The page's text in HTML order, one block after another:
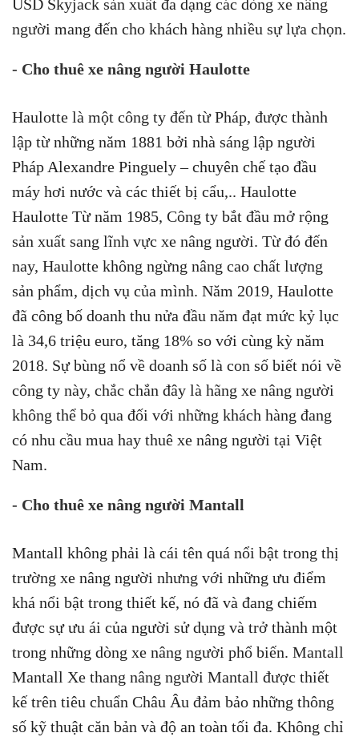
USD Skyjack sản xuất đa dạng các dòng xe nâng
người mang đến cho khách hàng nhiều sự lựa chọn.
- Cho thuê xe nâng người Haulotte
Haulotte là một công ty đến từ Pháp, được thành
lập từ những năm 1881 bởi nhà sáng lập người
Pháp Alexandre Pinguely – chuyên chế tạo đầu
máy hơi nước và các thiết bị cẩu,.. Haulotte
Haulotte Từ năm 1985, Công ty bắt đầu mở rộng
sản xuất sang lĩnh vực xe nâng người. Từ đó đến
nay, Haulotte không ngừng nâng cao chất lượng
sản phẩm, dịch vụ của mình. Năm 2019, Haulotte
đã công bố doanh thu nửa đầu năm đạt mức kỷ lục
là 34,6 triệu euro, tăng 18% so với cùng kỳ năm
2018. Sự bùng nổ về doanh số là con số biết nói về
công ty này, chắc chắn đây là hãng xe nâng người
không thể bỏ qua đối với những khách hàng đang
có nhu cầu mua hay thuê xe nâng người tại Việt
Nam.
- Cho thuê xe nâng người Mantall
Mantall không phải là cái tên quá nổi bật trong thị
trường xe nâng người nhưng với những ưu điểm
khá nổi bật trong thiết kế, nó đã và đang chiếm
được sự ưu ái của người sử dụng và trở thành một
trong những dòng xe nâng người phổ biến. Mantall
Mantall Xe thang nâng người Mantall được thiết
kế trên tiêu chuẩn Châu Âu đảm bảo những thông
số kỹ thuật căn bản và độ an toàn tối đa. Không chỉ